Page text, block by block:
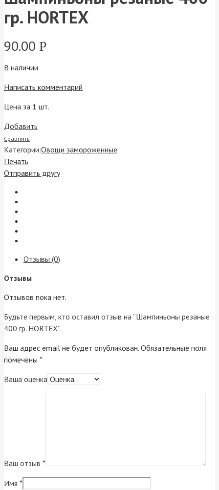
гр. HORTEX
90.00 Р
В наличии
Написать комментарий
Цена за 1 шт.
Добавить
Сравнить
Категории:Овощи замороженные
Печать
Отправить другу
Отзывы (0)
Отзывы
Отзывов пока нет.
Будьте первым, кто оставил отзыв на “Шампиньоны резаные
400 гр. HORTEX”
Ваш адрес email не будет опубликован. Обязательные поля
помечены *
Ваша оценка
Ваш отзыв *
Имя *